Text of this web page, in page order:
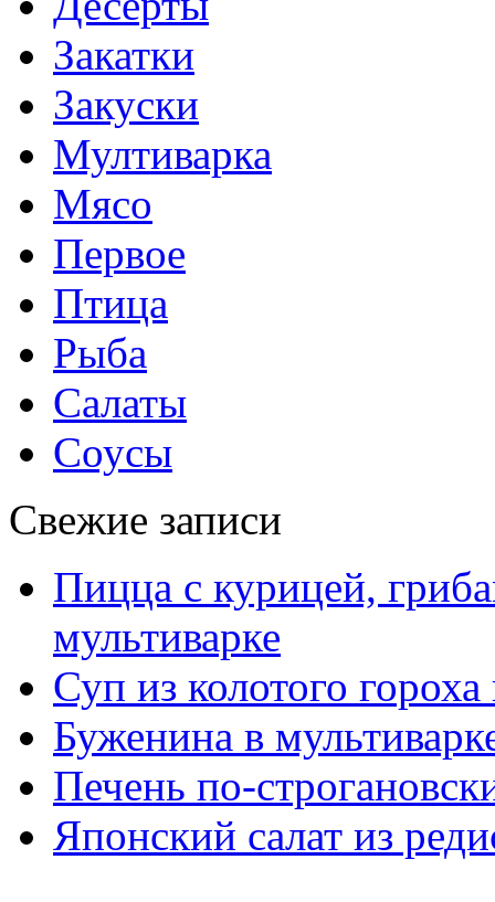
Закатки
Закуски
Мултиварка
Мясо
Первое
Птица
Рыба
Салаты
Соусы
Свежие записи
Пицца с курицей,
мультиварке
Суп из колотого
Буженина в
Печень по-
Японский салат из